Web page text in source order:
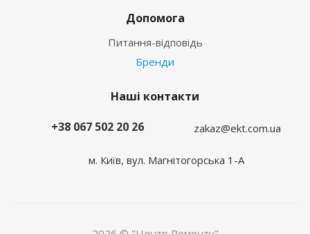
Допомога
Питання-відповідь
Бренди
Наші контакти
+38 067 502 20 26
zakaz@ekt.com.ua
м. Київ, вул. Магнітогорська 1-А